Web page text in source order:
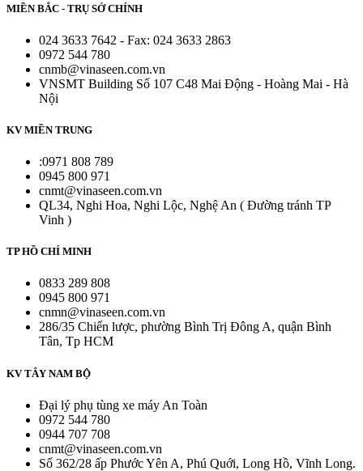
MIỀN BẮC - TRỤ SỞ CHÍNH
024 3633 7642 - Fax: 024 3633 2863
0972 544 780
cnmb@vinaseen.com.vn
VNSMT Building Số 107 C48 Mai Động - Hoàng Mai - Hà
Nội
KV MIỀN TRUNG
:0971 808 789
0945 800 971
cnmt@vinaseen.com.vn
QL34, Nghi Hoa, Nghi Lộc, Nghệ An ( Đường tránh TP
Vinh )
TP HỒ CHÍ MINH
0833 289 808
0945 800 971
cnmn@vinaseen.com.vn
286/35 Chiến lược, phường Bình Trị Đông A, quận Bình
Tân, Tp HCM
KV TÂY NAM BỘ
Đại lý phụ tùng xe máy An Toàn
0972 544 780
0944 707 708
cnmt@vinaseen.com.vn
Số 362/28 ấp Phước Yên A, Phú Quới, Long Hồ, Vĩnh Long.